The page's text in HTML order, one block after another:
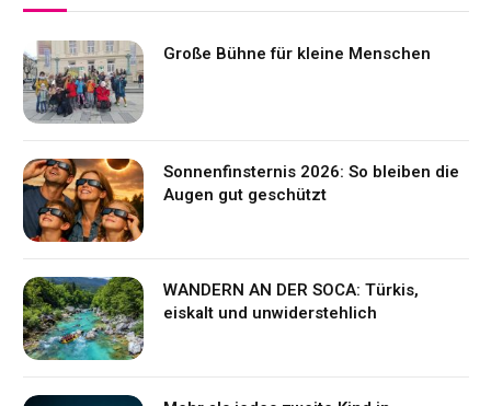
Große Bühne für kleine Menschen
Sonnenfinsternis 2026: So bleiben die
Augen gut geschützt
WANDERN AN DER SOCA: Türkis,
eiskalt und unwiderstehlich